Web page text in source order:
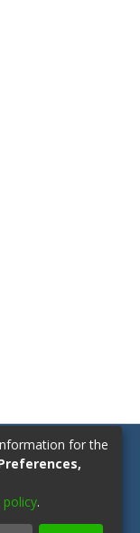
for the
policy.